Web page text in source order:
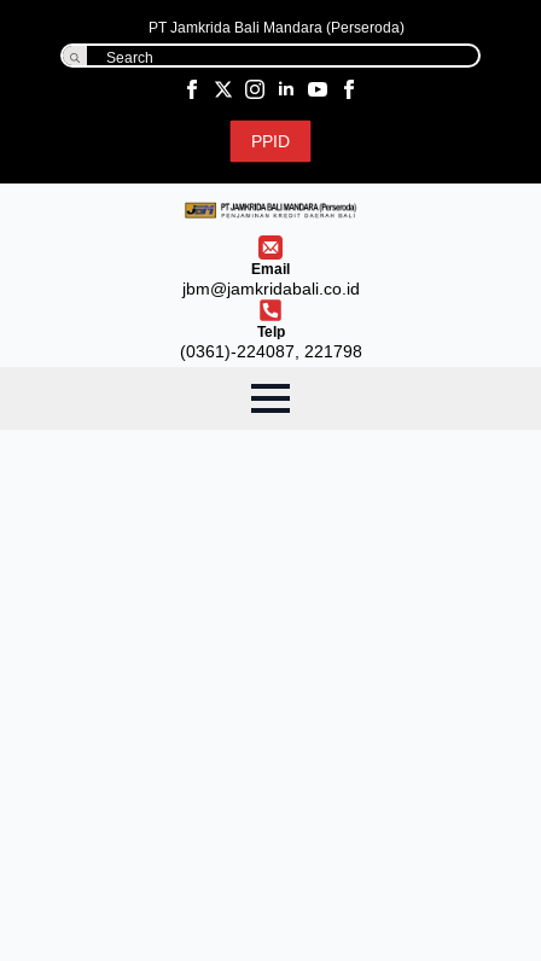
PT Jamkrida Bali Mandara (Perseroda)
Search
PPID
Email
jbm@jamkridabali.co.id
Telp
(0361)-224087, 221798